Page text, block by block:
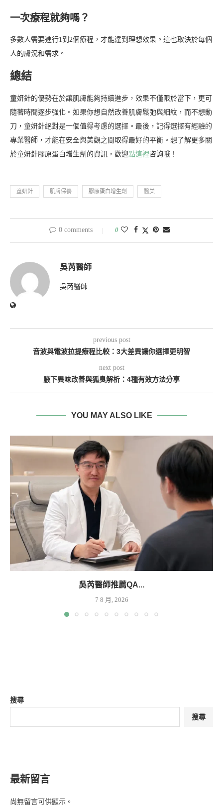
一次療程就夠嗎？
多數人需要進行1到2個療程，才能達到理想效果。這也取決於每個
人的膚況和需求。
總結
童妍針的優勢在於讓肌膚能夠持續進步，效果不僅限於當下，更可
隨著時間逐步強化。如果你想自然改善肌膚鬆弛與細紋，而不想動
刀，童妍針絕對是一個值得考慮的選擇。最後，記得選擇有經驗的
專業醫師，才能在安全與美觀之間取得最好的平衡。想了解更多關
於童妍針膠原蛋白增生劑的資訊，歡迎點這裡咨詢哦！
童妍針 肌膚保養 膠原蛋白增生劑 醫美
0 comments 0
吳芮醫師
吳芮醫師
previous post
音波與電波拉提療程比較：3大差異讓你選擇更明智
next post
腋下異味改善與狐臭解析：4種有效方法分享
YOU MAY ALSO LIKE
吳芮醫師推薦QA...
7 8 月, 2026
搜尋
搜尋
最新留言
尚無留言可供顯示。